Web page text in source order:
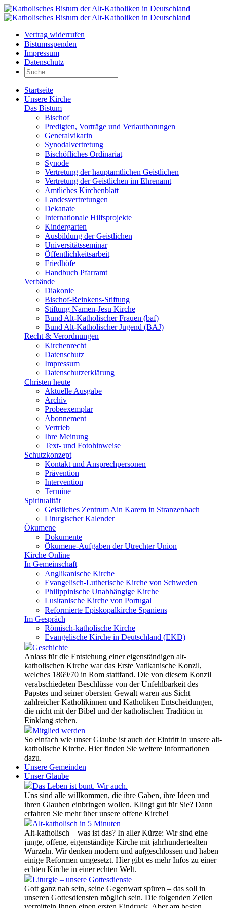
Vertrag widerrufen
Bistumsspenden
Impressum
Datenschutz
Startseite
Unsere Kirche
Das Bistum
Bischof
Predigten, Vorträge und Verlautbarungen
Generalvikarin
Synodalvertretung
Bischöfliches Ordinariat
Synode
Vertretung der hauptamtlichen Geistlichen
Vertretung der Geistlichen im Ehrenamt
Amtliches Kirchenblatt
Landesvertretungen
Dekanate
Internationale Hilfsprojekte
Kindergarten
Ausbildung der Geistlichen
Universitätsseminar
Öffentlichkeitsarbeit
Friedhöfe
Handbuch Pfarramt
Verbände
Diakonie
Bischof-Reinkens-Stiftung
Stiftung Namen-Jesu Kirche
Bund Alt-Katholischer Frauen (baf)
Bund Alt-Katholischer Jugend (BAJ)
Recht & Verordnungen
Kirchenrecht
Datenschutz
Impressum
Datenschutzerklärung
Christen heute
Aktuelle Ausgabe
Archiv
Probeexemplar
Abonnement
Vertrieb
Ihre Meinung
Text- und Fotohinweise
Schutzkonzept
Kontakt und Ansprechpersonen
Prävention
Intervention
Termine
Spiritualität
Geistliches Zentrum Ain Karem in Stranzenbach
Liturgischer Kalender
Ökumene
Dokumente
Ökumene-Aufgaben der Utrechter Union
Kirche Online
In Gemeinschaft
Anglikanische Kirche
Evangelisch-Lutherische Kirche von Schweden
Philippinische Unabhängige Kirche
Lusitanische Kirche von Portugal
Reformierte Episkopalkirche Spaniens
Im Gespräch
Römisch-katholische Kirche
Evangelische Kirche in Deutschland (EKD)
Geschichte
Anlass für die Entstehung einer eigenständigen alt-
katholischen Kirche war das Erste Vatikanische Konzil,
welches 1869/70 in Rom stattfand. Die von diesem Konzil
verabschiedeten Beschlüsse von der Unfehlbarkeit des
Papstes und seiner obersten Gewalt waren aus Sicht
zahlreicher Katholikinnen und Katholiken Entscheidungen,
die nicht mit der Bibel und der katholischen Tradition in
Einklang stehen.
Mitglied werden
So einfach wie unser Glaube ist auch der Eintritt in unsere alt-
katholische Kirche. Hier finden Sie weitere Informationen
dazu.
Unsere Gemeinden
Unser Glaube
Das Leben ist bunt. Wir auch.
Uns sind alle willkommen, die ihre Gaben, ihre Ideen und
ihren Glauben einbringen wollen. Klingt gut für Sie? Dann
erfahren Sie mehr über unsere offene Kirche!
Alt-katholisch in 5 Minuten
Alt-katholisch – was ist das? In aller Kürze: Wir sind eine
junge, offene, eigenständige Kirche mit jahrhundertealten
Wurzeln. Wir denken modern und aufgeschlossen und haben
einige Reformen umgesetzt. Hier gibt es mehr Infos zu einer
echten Kirche in einer echten Welt.
Liturgie – unsere Gottesdienste
Gott ganz nah sein, seine Gegenwart spüren – das soll in
unseren Gottesdiensten möglich sein. Die folgenden Zeilen